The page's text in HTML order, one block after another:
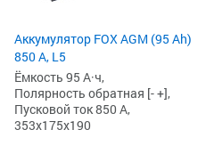
Аккумулятор FOX AGM (95 Ah)
850 А, L5
Ёмкость 95 А·ч,
Полярность обратная [- +],
Пусковой ток 850 А,
353x175x190